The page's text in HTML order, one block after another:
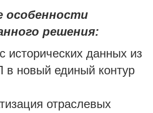
особенности
решения:
исторических данных из
новый единый контур
отраслевых